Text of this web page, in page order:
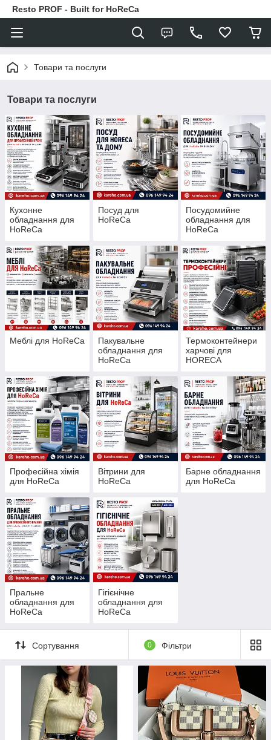
Resto PROF - Built for HoReCa
Товари та послуги
Товари та послуги
Кухонне
обладнання для
HoReCa
Посуд для
HoReCa
Посудомийне
обладнання для
HoReCa
Меблі для HoReCa
Пакувальне
обладнання для
HoReCa
Термоконтейнери
харчові для
HORECA
Професійна хімія
для HoReCa
Вітрини для
HoReCa
Барне обладнання
для HoReCa
Пральне
обладнання для
HoReCa
Гігієнічне
обладнання для
HoReCa
Сортування 0 Фільтри